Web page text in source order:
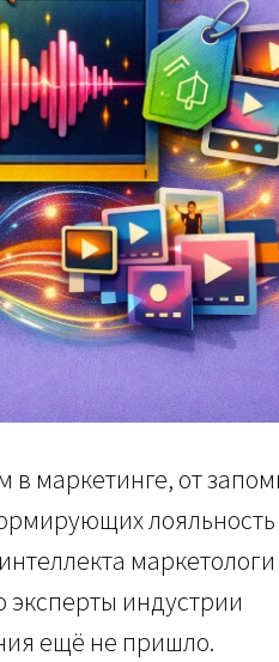
маркетинге, от
лояльность
индустрии
ещё не пришло.